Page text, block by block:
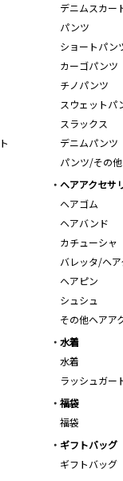
デニムスカー
パンツ
ショートパン
カーゴパンツ
チノパンツ
スウェットパ
スラックス
デニムパンツ
パンツ/その他
ヘアアクセサ
ヘアゴム
ヘアバンド
カチューシャ
バレッタ/ヘ
ヘアピン
シュシュ
その他ヘアア
水着
水着
ラッシュガー
福袋
福袋
ギフトバッグ
ギフトバッグ